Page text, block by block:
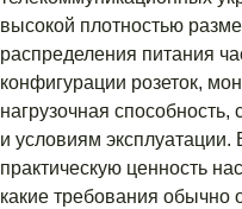
высокой плотностью
распределения питания
конфигурации розеток,
нагрузочная
и условиям эксплуатации.
практическую ценность
какие требования обычно